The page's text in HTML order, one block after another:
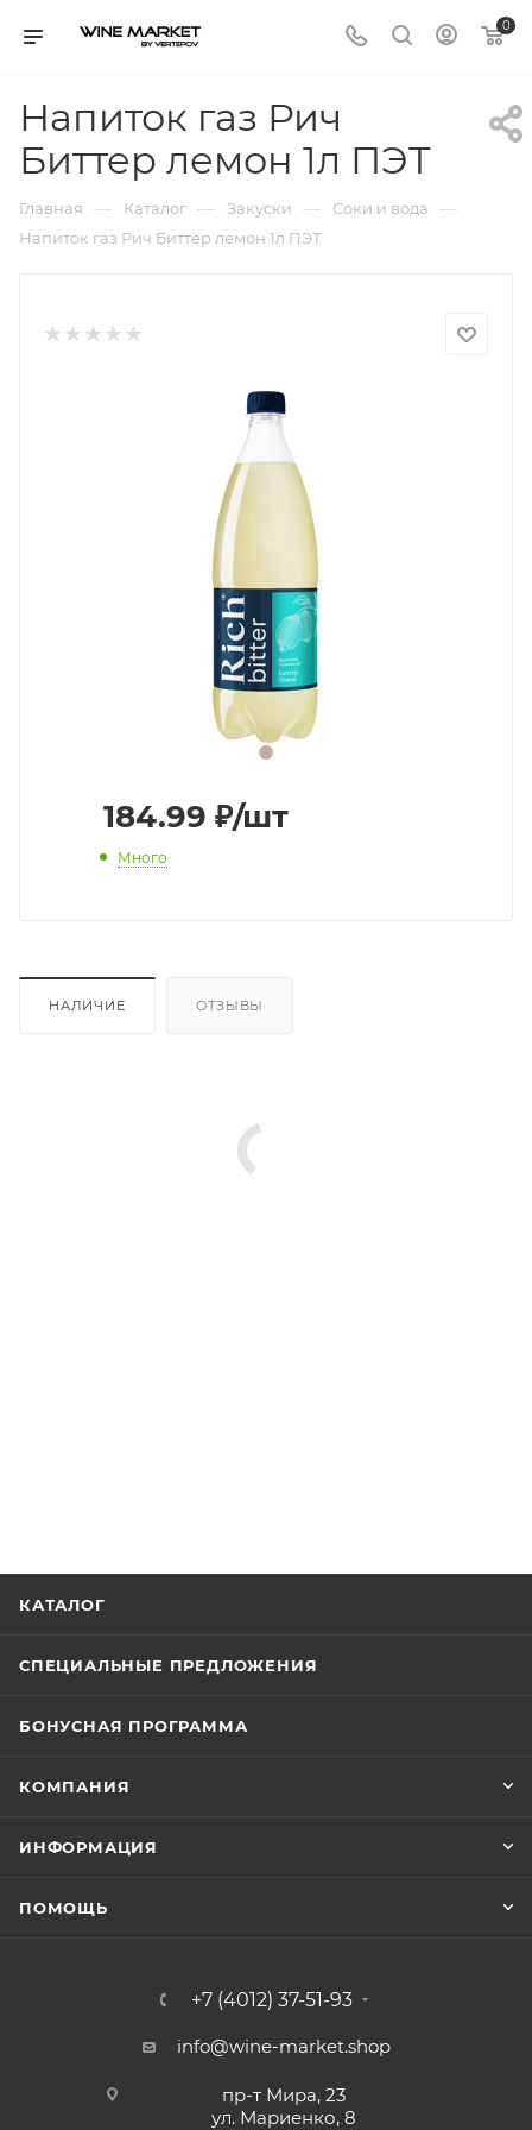
0
Напиток газ Рич
Биттер лемон 1л ПЭТ
Главная — Каталог — Закуски — Соки и вода —
Напиток газ Рич Биттер лемон 1л ПЭТ
184.99 ₽/шт
Много
НАЛИЧИЕ ОТЗЫВЫ
КАТАЛОГ
СПЕЦИАЛЬНЫЕ ПРЕДЛОЖЕНИЯ
БОНУСНАЯ ПРОГРАММА
КОМПАНИЯ
ИНФОРМАЦИЯ
ПОМОЩЬ
+7 (4012) 37-51-93
info@wine-market.shop
пр-т Мира, 23
ул. Мариенко, 8